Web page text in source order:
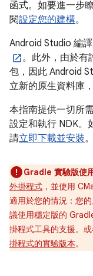
函式。如要進一步
閱設定您的建構。
Android Studio 編
。此外，由於有
包，因此 Android
立新的原生資料庫
本指南提供一切所
設定和執行 NDK。
請立即下載並安裝。
Gradle 實驗版使
外掛程式 ，並使用
適用於您的情況：您
議使用穩定版的
掛程式工具的支援。
掛程式的實驗版本。